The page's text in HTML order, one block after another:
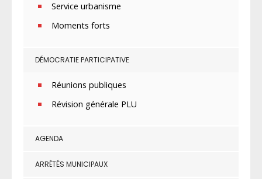
Service urbanisme
Moments forts
DÉMOCRATIE PARTICIPATIVE
Réunions publiques
Révision générale PLU
AGENDA
ARRÊTÉS MUNICIPAUX